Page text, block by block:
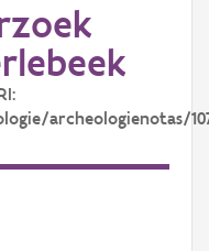
archeologienotas/